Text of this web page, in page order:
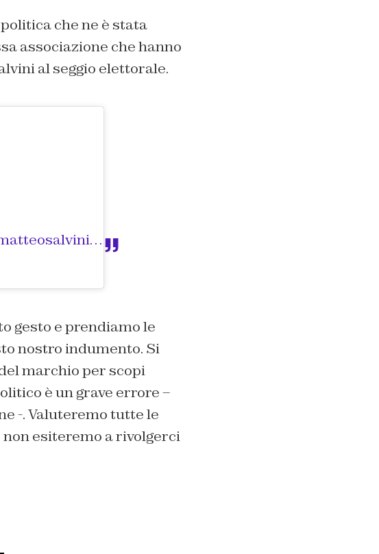
che ne è stata
associazione che hanno
al seggio elettorale.
in data:
gesto e prendiamo le
nostro indumento. Si
marchio per scopi
è un grave errore –
-. Valuteremo tutte le
esiteremo a rivolgerci